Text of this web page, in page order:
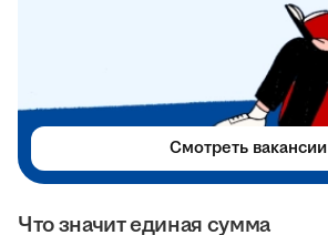
Что значит единая сумма
Смотреть вакансии